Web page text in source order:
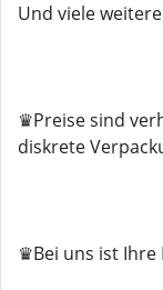
Und viele
♛Preise sind
diskrete
♛Bei uns ist Ihre